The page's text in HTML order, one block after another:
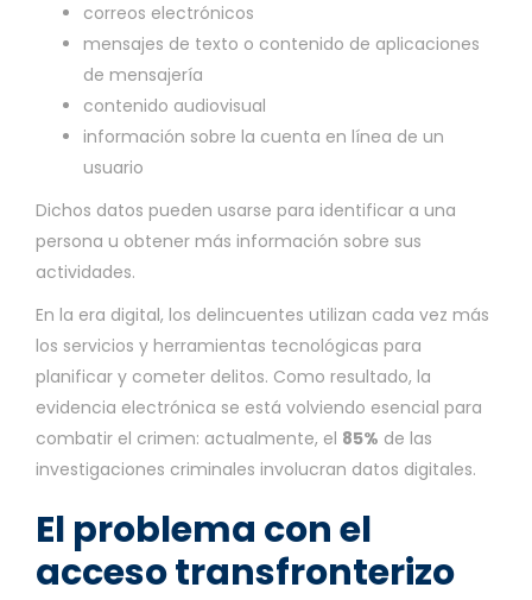
correos electrónicos
mensajes de texto o contenido de aplicaciones
de mensajería
contenido audiovisual
información sobre la cuenta en línea de un
usuario
Dichos datos pueden usarse para identificar a una
persona u obtener más información sobre sus
actividades.
En la era digital, los delincuentes utilizan cada vez más
los servicios y herramientas tecnológicas para
planificar y cometer delitos. Como resultado, la
evidencia electrónica se está volviendo esencial para
combatir el crimen: actualmente, el 85% de las
investigaciones criminales involucran datos digitales.
El problema con el
acceso transfronterizo